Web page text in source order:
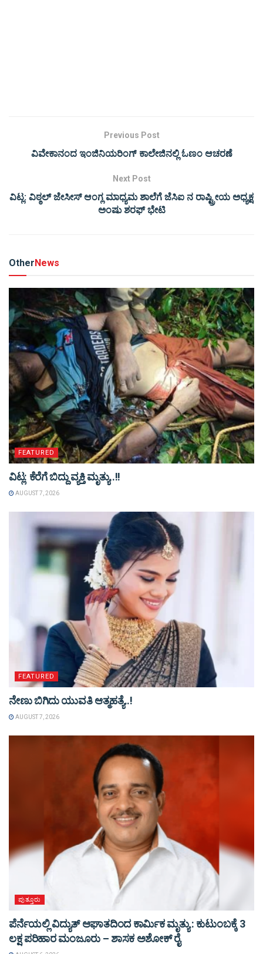
Previous Post
ವಿವೇಕಾನಂದ ಇಂಜಿನಿಯರಿಂಗ್ ಕಾಲೇಜಿನಲ್ಲಿ ಓಣಂ ಆಚರಣೆ
Next Post
ವಿಟ್ಲ: ವಿಠ್ಠಲ್ ಜೇಸೀಸ್ ಆಂಗ್ಲ ಮಾಧ್ಯಮ ಶಾಲೆಗೆ ಜೆಸಿಐ ನ ರಾಷ್ಟ್ರೀಯ ಅಧ್ಯಕ್ಷ
ಅಂಷು ಶರಫ್ ಭೇಟಿ
OtherNews
FEATURED
ವಿಟ್ಲ: ಕೆರೆಗೆ ಬಿದ್ದು ವ್ಯಕ್ತಿ ಮೃತ್ಯು..!!
AUGUST 7, 2026
FEATURED
ನೇಣು ಬಿಗಿದು ಯುವತಿ ಆತ್ಮಹತ್ಯೆ..!
AUGUST 7, 2026
ಪುತ್ತೂರು
ಪೆರ್ನೆಯಲ್ಲಿ ವಿದ್ಯುತ್ ಆಘಾತದಿಂದ ಕಾರ್ಮಿಕ ಮೃತ್ಯು : ಕುಟುಂಬಕ್ಕೆ 3
ಲಕ್ಷ ಪರಿಹಾರ ಮಂಜೂರು – ಶಾಸಕ ಅಶೋಕ್ ರೈ